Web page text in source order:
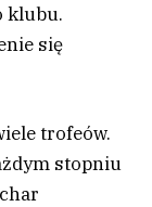
klubu.
się
trofeów.
stopniu